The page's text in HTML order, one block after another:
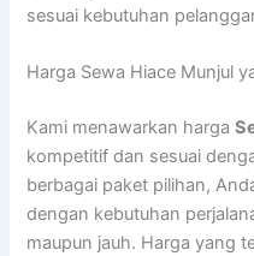
sesuai kebutuhan
Harga Sewa Hiace Munjul
Kami menawarkan harga
kompetitif dan sesuai
berbagai paket pilihan,
dengan kebutuhan
maupun jauh. Harga yang